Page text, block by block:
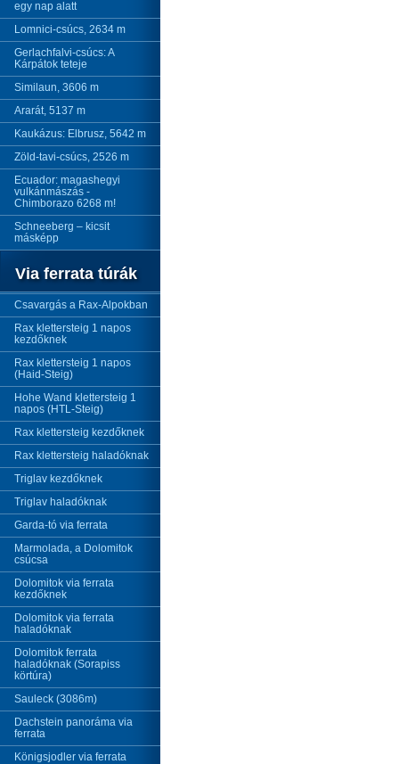
egy nap alatt
Lomnici-csúcs, 2634 m
Gerlachfalvi-csúcs: A
Kárpátok teteje
Similaun, 3606 m
Ararát, 5137 m
Kaukázus: Elbrusz, 5642 m
Zöld-tavi-csúcs, 2526 m
Ecuador: magashegyi
vulkánmászás -
Chimborazo 6268 m!
Schneeberg – kicsit
másképp
Via ferrata túrák
Csavargás a Rax-Alpokban
Rax klettersteig 1 napos
kezdőknek
Rax klettersteig 1 napos
(Haid-Steig)
Hohe Wand klettersteig 1
napos (HTL-Steig)
Rax klettersteig kezdőknek
Rax klettersteig haladóknak
Triglav kezdőknek
Triglav haladóknak
Garda-tó via ferrata
Marmolada, a Dolomitok
csúcsa
Dolomitok via ferrata
kezdőknek
Dolomitok via ferrata
haladóknak
Dolomitok ferrata
haladóknak (Sorapiss
körtúra)
Sauleck (3086m)
Dachstein panoráma via
ferrata
Königsjodler via ferrata